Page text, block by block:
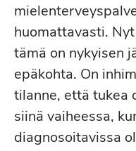
huomattavasti.
tämä on nykyisen
epäkohta. On
tilanne, että tukea
siinä vaiheessa,
diagnosoitavissa